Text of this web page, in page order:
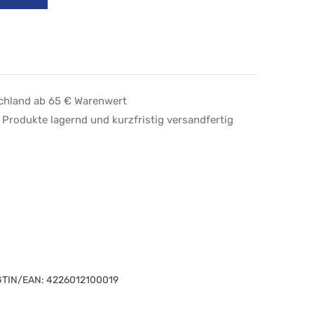
ab 65 € Warenwert
Produkte lagernd und kurzfristig versandfertig
EAN: 4226012100019